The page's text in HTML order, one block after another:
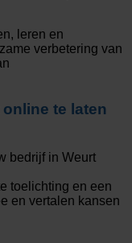
leren en
verbetering van
te laten
bedrijf in Weurt
toelichting en een
en vertalen kansen